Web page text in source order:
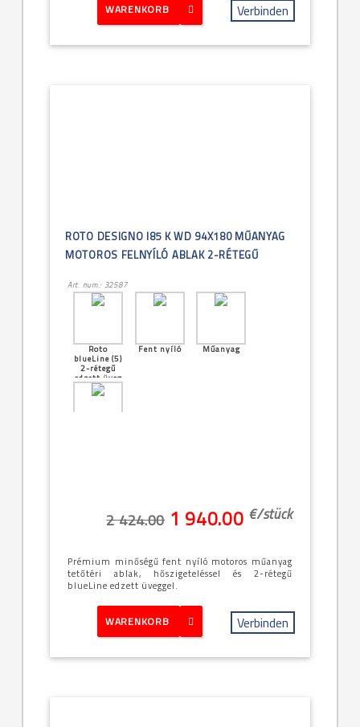
WARENKORB Verbinden
ROTO DESIGNO I85 K WD 94X180 MŰANYAG
MOTOROS FELNYÍLÓ ABLAK 2-RÉTEGŰ
Art. num.: 32587
Roto
blueLine (5)
2-rétegű
edzett üveg
Fent nyíló Műanyag
2 424.00 1 940.00 €/stück
Prémium minőségű fent nyíló motoros műanyag
tetőtéri ablak, hőszigeteléssel és 2-rétegű
blueLine edzett üveggel.
WARENKORB Verbinden